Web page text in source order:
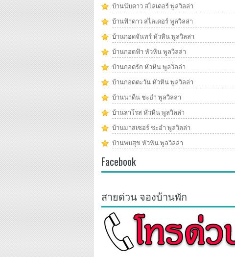
บ้านนับดาว สไลเดอร์ พูลวิลล่า
บ้านฟ้าดาว สไลเดอร์ พูลวิลล่า
บ้านกอดจันทร์ หัวหิน พูลวิลล่า
บ้านกอดฟ้า หัวหิน พูลวิลล่า
บ้านกอดรัก หัวหิน พูลวิลล่า
บ้านกอดตะวัน หัวหิน พูลวิลล่า
บ้านนาดีน ชะอำ พูลวิลล่า
บ้านลาโรส หัวหิน พูลวิลล่า
บ้านมาสเซอร์ ชะอำ พูลวิลล่า
บ้านพบสุข หัวหิน พูลวิลล่า
Facebook
สายด่วน จองบ้านพัก